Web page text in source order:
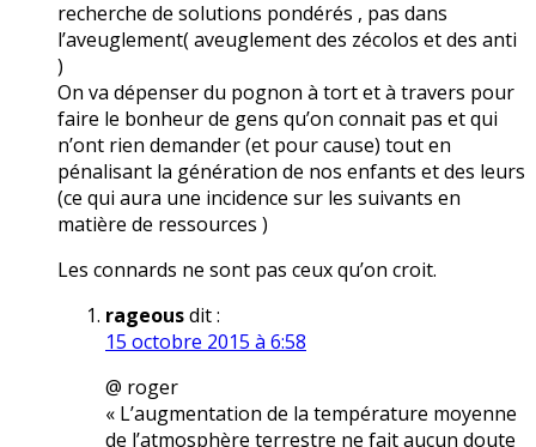
recherche de solutions pondérés , pas dans
l’aveuglement( aveuglement des zécolos et des anti
)
On va dépenser du pognon à tort et à travers pour
faire le bonheur de gens qu’on connait pas et qui
n’ont rien demander (et pour cause) tout en
pénalisant la génération de nos enfants et des leurs
(ce qui aura une incidence sur les suivants en
matière de ressources )
Les connards ne sont pas ceux qu’on croit.
rageousdit :
15 octobre 2015 à 6:58
@ roger
« L’augmentation de la température moyenne
de l’atmosphère terrestre ne fait aucun doute